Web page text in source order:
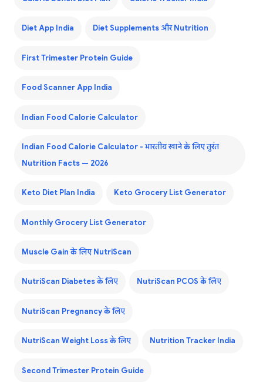
Diet App India Diet Supplements और Nutrition
First Trimester Protein Guide
Food Scanner App India
Indian Food Calorie Calculator
Indian Food Calorie Calculator - भारतीय खाने के लिए तुरंत
Nutrition Facts — 2026
Keto Diet Plan India Keto Grocery List Generator
Monthly Grocery List Generator
Muscle Gain के लिए NutriScan
NutriScan Diabetes के लिए NutriScan PCOS के लिए
NutriScan Pregnancy के लिए
NutriScan Weight Loss के लिए Nutrition Tracker India
Second Trimester Protein Guide